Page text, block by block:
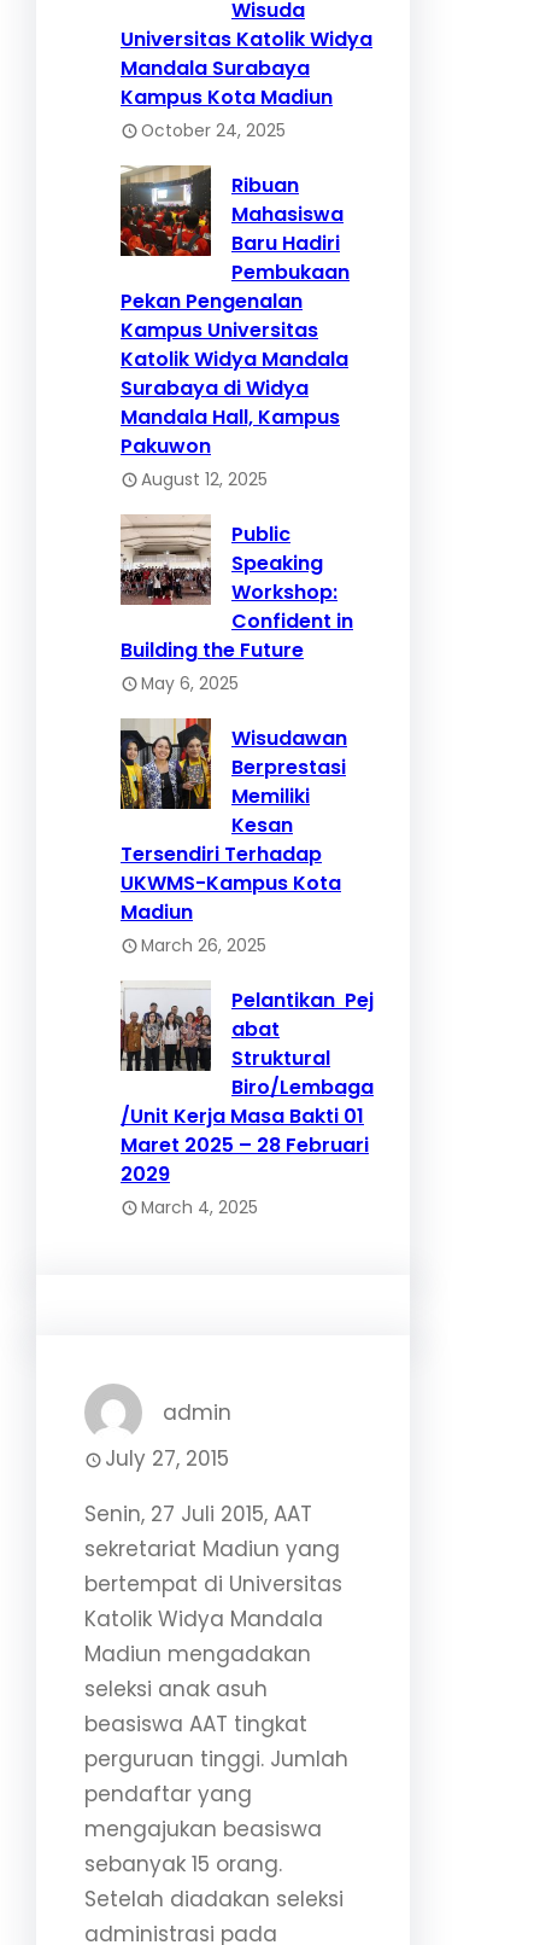
Wisuda
Universitas Katolik Widya
Mandala Surabaya
Kampus Kota Madiun
October 24, 2025
Ribuan
Mahasiswa
Baru Hadiri
Pembukaan
Pekan Pengenalan
Kampus Universitas
Katolik Widya Mandala
Surabaya di Widya
Mandala Hall, Kampus
Pakuwon
August 12, 2025
Public
Speaking
Workshop:
Confident in
Building the Future
May 6, 2025
Wisudawan
Berprestasi
Memiliki
Kesan
Tersendiri Terhadap
UKWMS-Kampus Kota
Madiun
March 26, 2025
Pelantikan Pej
abat
Struktural
Biro/Lembaga
/Unit Kerja Masa Bakti 01
Maret 2025 – 28 Februari
2029
March 4, 2025
admin
July 27, 2015
Senin, 27 Juli 2015, AAT
sekretariat Madiun yang
bertempat di Universitas
Katolik Widya Mandala
Madiun mengadakan
seleksi anak asuh
beasiswa AAT tingkat
perguruan tinggi. Jumlah
pendaftar yang
mengajukan beasiswa
sebanyak 15 orang.
Setelah diadakan seleksi
administrasi pada